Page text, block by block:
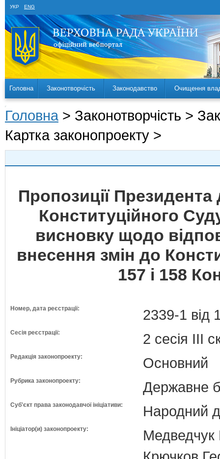
УКР ENG
Головна Законотворчість Законодавство Очищення
Головна > Законотворчість >
Картка законопроекту >
Пропозиції
Конституційного
висновку щодо
внесення змін до
157 і 158
Номер, дата реєстрації: 2339-1 від
Сесія реєстрації: 2 сесія III
Редакція законопроекту: Основний
Рубрика законопроекту: Державне
Суб'єкт права законодавчої ініціативи: Народний
Ініціатор(и) законопроекту:
Медведчук